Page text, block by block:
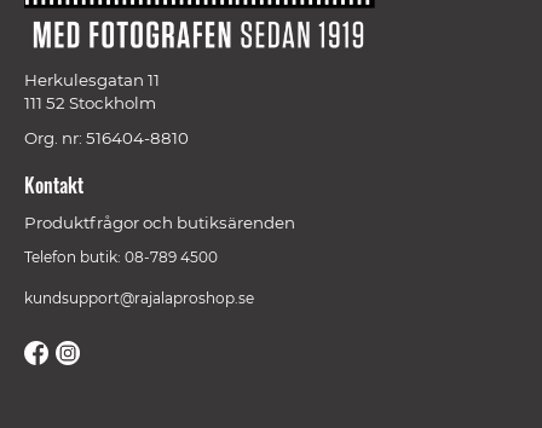
Herkulesgatan 11
111 52 Stockholm
Org. nr: 516404-8810
Kontakt
Produktfrågor och butiksärenden
Telefon butik: 08-789 4500
kundsupport@rajalaproshop.se